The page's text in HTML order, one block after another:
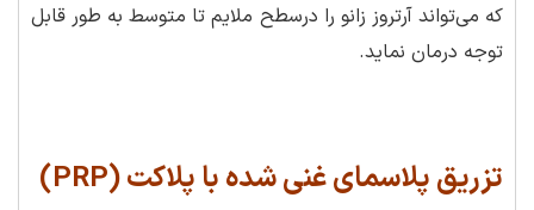
که می‌تواند آرتروز زانو را درسطح ملایم تا متوسط به طور قابل
توجه درمان نماید.
تزریق پلاسمای غنی شده با پلاکت (PRP)